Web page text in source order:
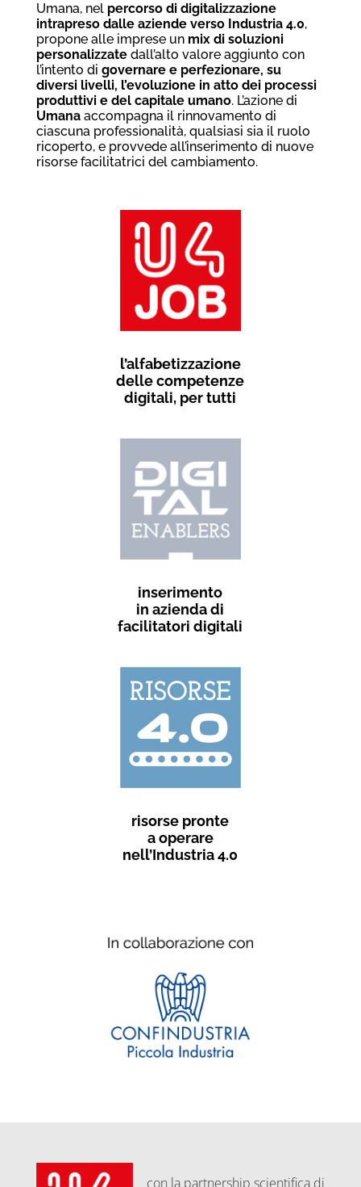
Umana, nel percorso di digitalizzazione
intrapreso dalle aziende verso Industria 4.0,
propone alle imprese un mix di soluzioni
personalizzatedall’alto valore aggiunto con
l’intento di governare e perfezionare, su
diversi livelli, l’evoluzione in atto dei processi
produttivi e del capitale umano. L’azione di
Umanaaccompagna il rinnovamento di
ciascuna professionalità, qualsiasi sia il ruolo
ricoperto, e provvede all’inserimento di nuove
risorse facilitatrici del cambiamento.
l’alfabetizzazione
delle competenze
digitali, per tutti
inserimento
in azienda di
facilitatori digitali
risorse pronte
a operare
nell’Industria 4.0
con la partnership scientifica di